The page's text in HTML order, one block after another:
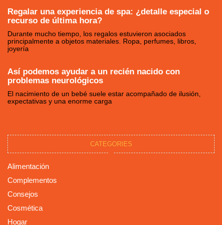
Regalar una experiencia de spa: ¿detalle especial o
recurso de última hora?
Durante mucho tiempo, los regalos estuvieron asociados
principalmente a objetos materiales. Ropa, perfumes, libros,
joyería
Así podemos ayudar a un recién nacido con
problemas neurológicos
El nacimiento de un bebé suele estar acompañado de ilusión,
expectativas y una enorme carga
CATEGORIES
Alimentación
Complementos
Consejos
Cosmética
Hogar